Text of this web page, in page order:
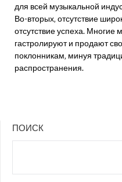
для всей музыкальной
Во-вторых‚ отсутствие
отсутствие успеха. Многие
гастролируют и продают
поклонникам‚ минуя
распространения.
ПОИСК